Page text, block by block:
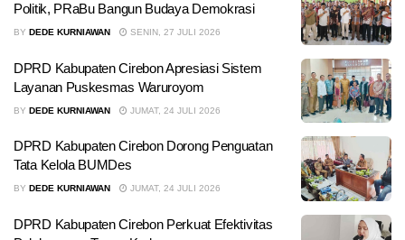
Politik, PRaBu Bangun Budaya Demokrasi
BY DEDE KURNIAWAN SENIN, 27 JULI 2026
DPRD Kabupaten Cirebon Apresiasi Sistem
Layanan Puskesmas Waruroyom
BY DEDE KURNIAWAN JUMAT, 24 JULI 2026
DPRD Kabupaten Cirebon Dorong Penguatan
Tata Kelola BUMDes
BY DEDE KURNIAWAN JUMAT, 24 JULI 2026
DPRD Kabupaten Cirebon Perkuat Efektivitas